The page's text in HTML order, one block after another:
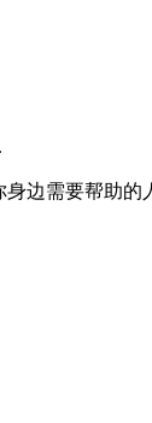
身边需要帮助的